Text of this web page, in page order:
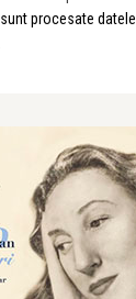
procesate datele